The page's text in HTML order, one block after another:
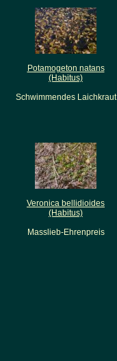
Potamogeton natans
(Habitus)
Schwimmendes Laichkraut
Veronica bellidioides
(Habitus)
Masslieb-Ehrenpreis